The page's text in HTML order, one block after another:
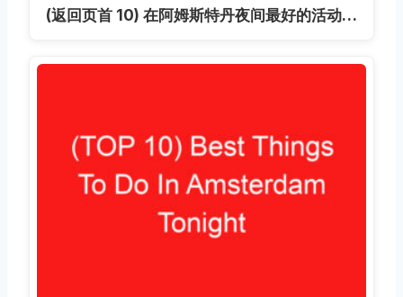
(返回页首 10) 在阿姆斯特丹夜间最好的活动…